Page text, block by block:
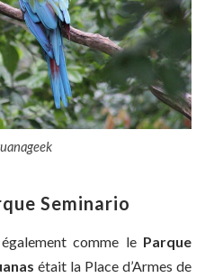
Seminario
comme le Parque
était la Place d’Armes de